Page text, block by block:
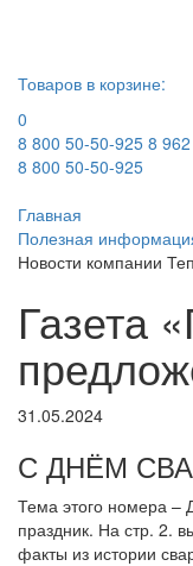
Товаров в корзине:
0
8 800 50-50-925 8
8 800 50-50-925
Главная
Полезная
Новости компании
Газета
31.05.2024
С ДНЁМ
Тема этого номера –
праздник. На стр. 2.
факты из истории